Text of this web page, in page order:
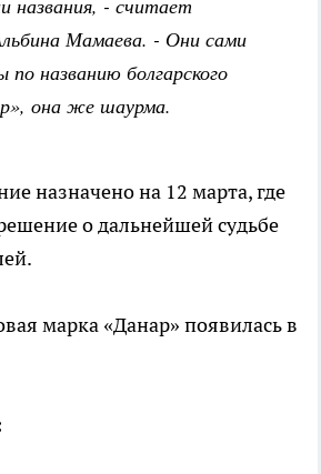
названия, - считает
Мамаева. - Они сами
по названию болгарского
она же шаурма.
назначено на 12 марта, где
о дальнейшей судьбе
марка «Данар» появилась в